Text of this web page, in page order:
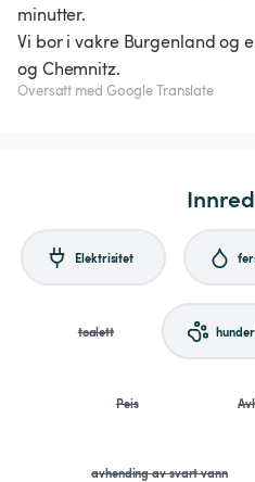
minutter.
Vi bor i vakre Burgenland og
og Chemnitz.
Oversatt med Google Translate
Elektrisitet
toalett
Peis
avhending av svart vann